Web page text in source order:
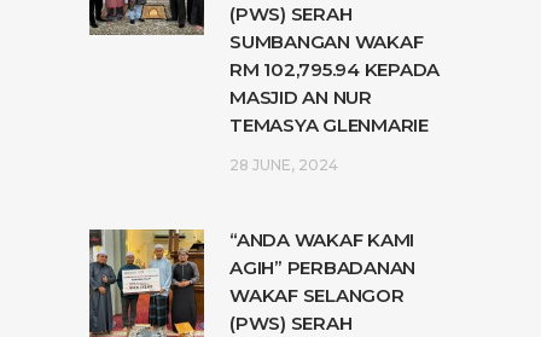
(PWS) SERAH
SUMBANGAN WAKAF
RM 102,795.94 KEPADA
MASJID AN NUR
TEMASYA GLENMARIE
28 JUNE, 2024
“ANDA WAKAF KAMI
AGIH” PERBADANAN
WAKAF SELANGOR
(PWS) SERAH